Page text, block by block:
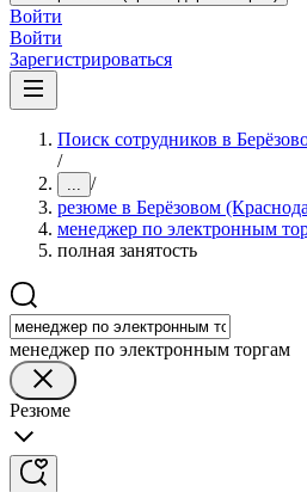
Войти
Войти
Зарегистрироваться
Поиск сотрудников в
/
... /
резюме в Берёзовом
менеджер по электронным
полная занятость
менеджер по электронным торгам
Резюме